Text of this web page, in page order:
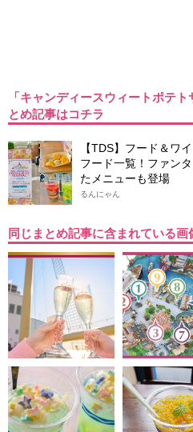
「キャンディースウィートポテ
とめ記事はコチラ
【TDS】フード＆ワ
フード一覧！ファン
たメニューも登場
るんにゃん
同じまとめ記事に含まれている画